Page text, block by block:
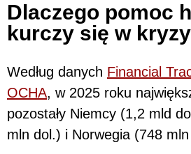
Dlaczego pomoc
kurczy się w
Według danych Financial
OCHA, w 2025 roku
pozostały Niemcy (1,2 mld
mln dol.) i Norwegia (748